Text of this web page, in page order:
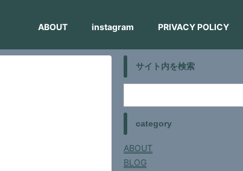
ABOUT instagram PRIVACY POLICY
サイト内を検索
category
ABOUT
BLOG